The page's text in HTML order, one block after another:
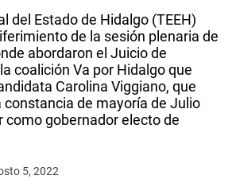
del Estado de Hidalgo (TEEH)
de la sesión plenaria de
abordaron el Juicio de
coalición Va por Hidalgo que
Carolina Viggiano, que
constancia de mayoría de Julio
como gobernador electo de
5, 2022